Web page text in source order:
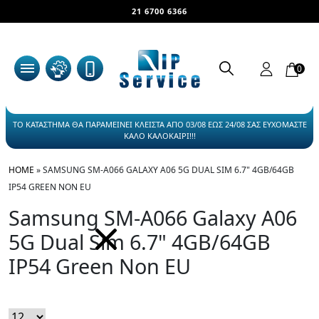
21 6700 6366
0
ΤΟ ΚΑΤΑΣΤΗΜΑ ΘΑ ΠΑΡΑΜΕΙΝΕΙ ΚΛΕΙΣΤΑ ΑΠΟ 03/08 ΕΩΣ 24/08 ΣΑΣ ΕΥΧΟΜΑΣΤΕ
ΚΑΛΟ ΚΑΛΟΚΑΙΡΙ!!!
HOME »SAMSUNG SM-A066 GALAXY A06 5G DUAL SIM 6.7" 4GB/64GB
IP54 GREEN NON EU
Samsung SM-A066 Galaxy A06
5G Dual Sim 6.7" 4GB/64GB
IP54 Green Non EU